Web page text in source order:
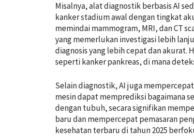
Misalnya, alat diagnostik berbasis AI
kanker stadium awal dengan tingkat
memindai mammogram, MRI, dan CT
yang memerlukan investigasi lebih
diagnosis yang lebih cepat dan akurat.
seperti kanker pankreas, di mana
Selain diagnostik, AI juga
mesin dapat memprediksi bagaimana
dengan tubuh, secara signifikan
baru dan mempercepat pemasaran
kesehatan terbaru di tahun 2025